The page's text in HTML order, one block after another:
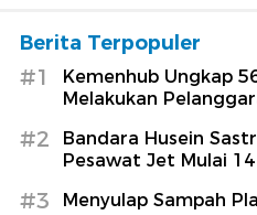
Berita Terpopuler
#1
Kemenhub Ungkap
Melakukan
#2
Bandara Husein
Pesawat Jet Mulai
#3 Menyulap Sampah